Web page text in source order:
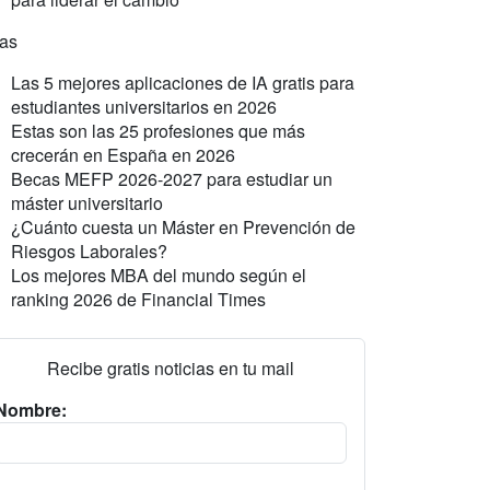
Las 5 mejores aplicaciones de IA gratis para
estudiantes universitarios en 2026
Estas son las 25 profesiones que más
crecerán en España en 2026
Becas MEFP 2026-2027 para estudiar un
máster universitario
¿Cuánto cuesta un Máster en Prevención de
Riesgos Laborales?
Los mejores MBA del mundo según el
ranking 2026 de Financial Times
Recibe gratis noticias en tu mail